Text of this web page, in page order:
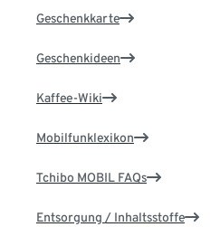
Geschenkkarte
Geschenkideen
Kaffee-Wiki
Mobilfunklexikon
Tchibo MOBIL FAQs
Entsorgung / Inhaltsstoffe